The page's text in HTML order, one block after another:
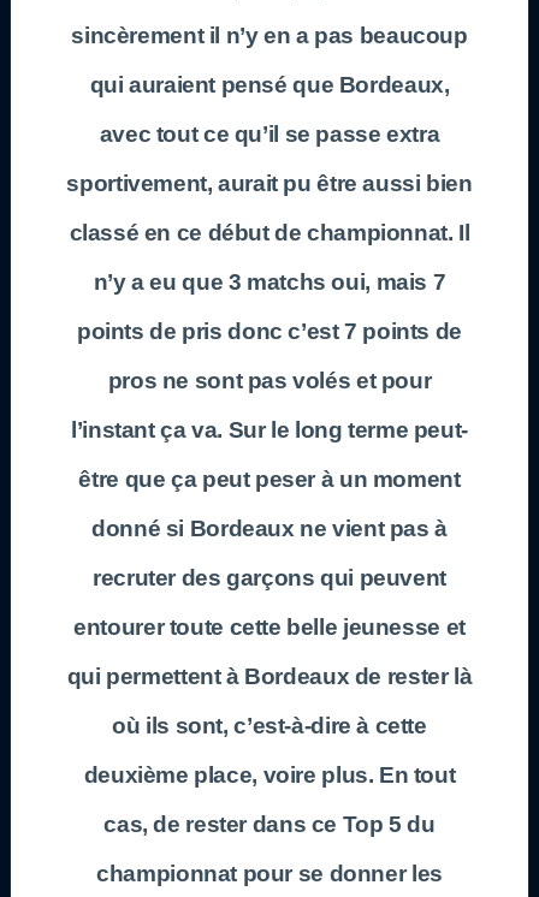
sincèrement il n’y en a pas beaucoup
qui auraient pensé que Bordeaux,
avec tout ce qu’il se passe extra
sportivement, aurait pu être aussi bien
classé en ce début de championnat. Il
n’y a eu que 3 matchs oui, mais 7
points de pris donc c’est 7 points de
pros ne sont pas volés et pour
l’instant ça va. Sur le long terme peut-
être que ça peut peser à un moment
donné si Bordeaux ne vient pas à
recruter des garçons qui peuvent
entourer toute cette belle jeunesse et
qui permettent à Bordeaux de rester là
où ils sont, c’est-à-dire à cette
deuxième place, voire plus. En tout
cas, de rester dans ce Top 5 du
championnat pour se donner les